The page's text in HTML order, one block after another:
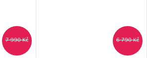
7 990 Kč 6 790 Kč